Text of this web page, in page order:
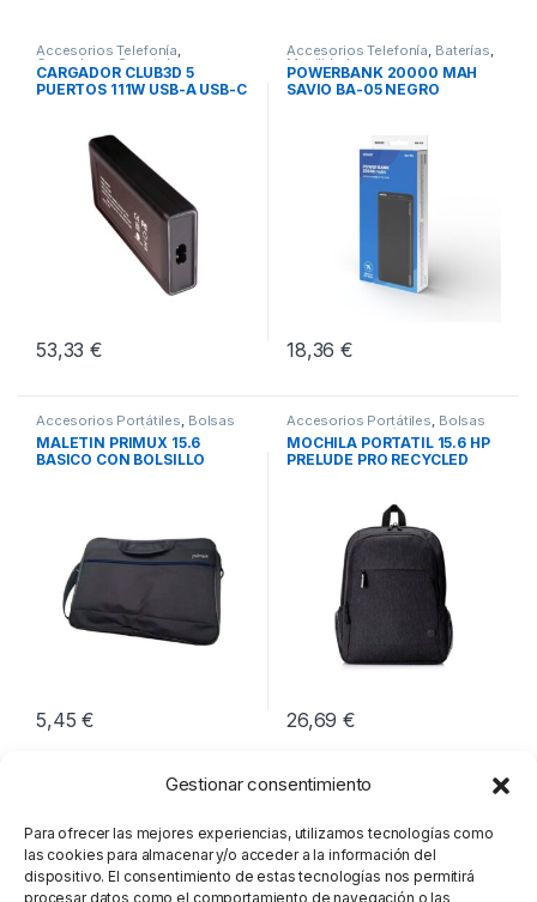
Gestionar consentimiento
Para ofrecer las mejores experiencias, utilizamos tecnologías como
las cookies para almacenar y/o acceder a la información del
dispositivo. El consentimiento de estas tecnologías nos permitirá
procesar datos como el comportamiento de navegación o las
Accesorios Telefonía,
Cargadores Smartphones
Movilidad
CARGADOR CLUB3D 5
PUERTOS 111W USB-A USB-C
53,33€
Accesorios Telefonía, Baterías,
Movilidad
POWERBANK 20000 MAH
SAVIO BA-05 NEGRO
18,36€
Accesorios Portátiles, Bolsas
Transporte Portátiles,Movilidad
MALETIN PRIMUX 15.6
BASICO CON BOLSILLO
5,45€
Accesorios Portátiles, Bolsas
Transporte Portátiles, Movilidad
MOCHILA PORTATIL 15.6 HP
PRELUDE PRO RECYCLED
26,69€